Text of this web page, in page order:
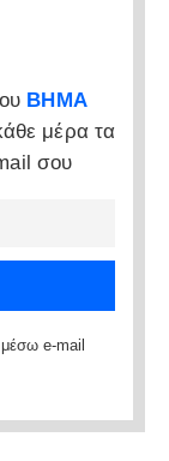
ΒΗΜΑ
μέρα τα
σου
e-mail